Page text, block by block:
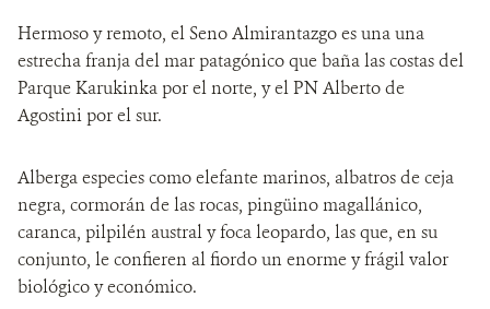
Hermoso y remoto, el Seno Almirantazgo es una una
estrecha franja del mar patagónico que baña las costas del
Parque Karukinka por el norte, y el PN Alberto de
Agostini por el sur.
Alberga especies como elefante marinos, albatros de ceja
negra, cormorán de las rocas, pingüino magallánico,
caranca, pilpilén austral y foca leopardo, las que, en su
conjunto, le confieren al fiordo un enorme y frágil valor
biológico y económico.